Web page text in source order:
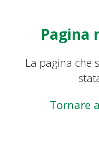
Pagina
La pagina che
Tornare